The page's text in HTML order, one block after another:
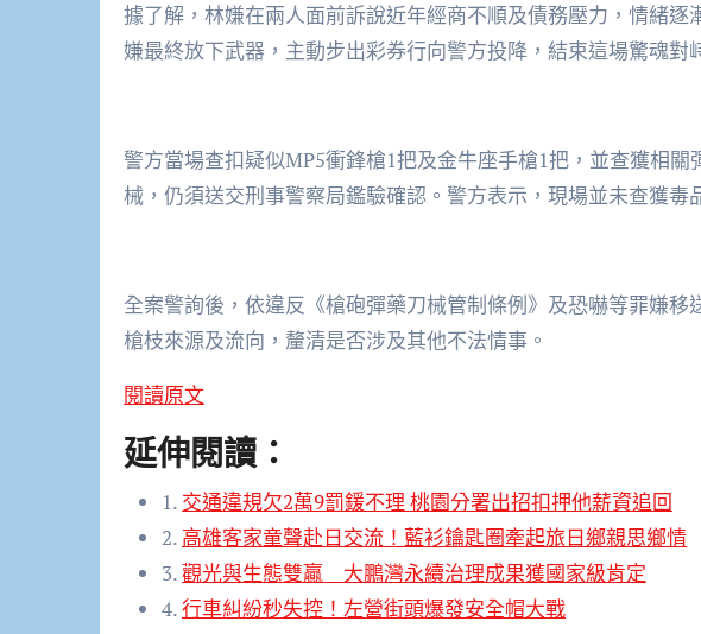
據了解，林嫌在兩人面前訴說近年經商不順及債務壓力，情緒
嫌最終放下武器，主動步出彩券行向警方投降，結束這場驚魂對
警方當場查扣疑似MP5衝鋒槍1把及金牛座手槍1把，並查獲相
械，仍須送交刑事警察局鑑驗確認。警方表示，現場並未查獲毒
全案警詢後，依違反《槍砲彈藥刀械管制條例》及恐嚇等罪嫌
槍枝來源及流向，釐清是否涉及其他不法情事。
閱讀原文
延伸閱讀：
1. 交通違規欠2萬9罰鍰不理 桃園分署出招扣押他薪資追回
2. 高雄客家童聲赴日交流！藍衫鑰匙圈牽起旅日鄉親思鄉情
3.觀光與生態雙贏 大鵬灣永續治理成果獲國家級肯定
4.行車糾紛秒失控！左營街頭爆發安全帽大戰